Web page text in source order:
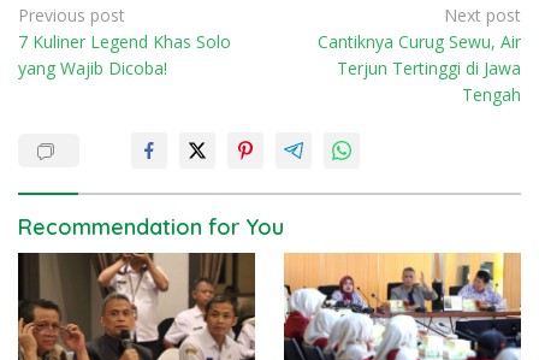
P
o
s
a
v
i
a
Previous post
7 Kuliner Legend Khas Solo
yang Wajib Dicoba!
Next post
Cantiknya Curug Sewu, Air
Terjun Tertinggi di Jawa
Tengah
Recommendation for You